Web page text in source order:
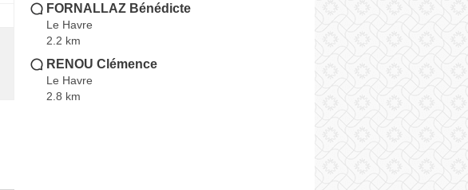
FORNALLAZ Bénédicte
Le Havre
2.2 km
RENOU Clémence
Le Havre
2.8 km